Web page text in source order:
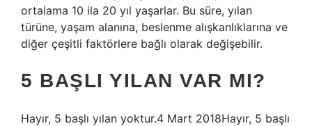
ortalama 10 ila 20 yıl yaşarlar. Bu süre, yılan
türüne, yaşam alanına, beslenme alışkanlıklarına ve
diğer çeşitli faktörlere bağlı olarak değişebilir.
5 BAŞLI YILAN VAR MI?
Hayır, 5 başlı yılan yoktur.4 Mart 2018Hayır, 5 başlı